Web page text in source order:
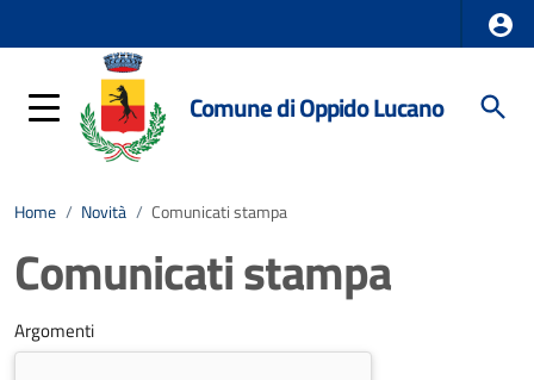
Comune di Oppido Lucano
Home / Novità / Comunicati stampa
Comunicati stampa
Argomenti